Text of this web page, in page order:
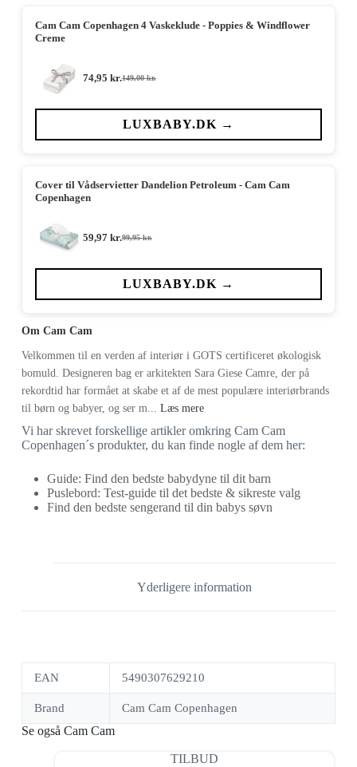
Cam Cam Copenhagen 4 Vaskeklude - Poppies & Windflower
Creme
149,00kr.
Den
pris
var:
74,95 kr.Den
pris
er:
LUXBABY.DK →
Cover til Vådservietter Dandelion Petroleum - Cam Cam
Copenhagen
99,95kr.
Den
pris
var:
59,97 kr.Den
pris
er:
LUXBABY.DK →
Om Cam Cam
Velkommen til en verden af interiør i GOTS certificeret økologisk
bomuld. Designeren bag er arkitekten Sara Giese Camre, der på
rekordtid har formået at skabe et af de mest populære interiørbrands
til børn og babyer, og ser m... Læs mere
Vi har skrevet forskellige artikler omkring Cam Cam
Copenhagen´s produkter, du kan finde nogle af dem her:
Guide: Find den bedste babydyne til dit barn
Puslebord: Test-guide til det bedste & sikreste valg
Find den bedste sengerand til din babys søvn
Yderligere information
EAN 5490307629210
Brand Cam Cam Copenhagen
Se også Cam Cam
TILBUD